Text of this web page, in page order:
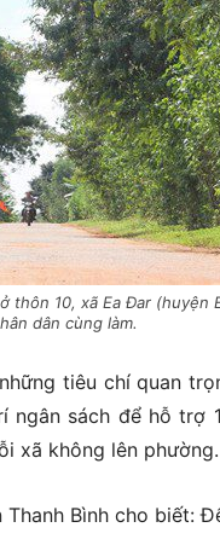
10, xã Ea Đar (huyện
dân cùng làm.
tiêu chí quan
ngân sách để hỗ trợ
xã không lên phường.
Bình cho biết: